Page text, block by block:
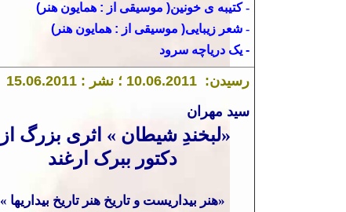
- کتیبه ی خونین( موسیقی از : همایون هنر)
- شعر زیبایی( موسیقی از : همایون هنر)
- يک در ياچه سرود
رسیدن: 10.06.2011 ؛ نشر : 15.06.2011
سید مهران
«لبخندِ شيطان » اثری بزرگ از
دکتور ببرک ارغند
«هنر بیداریست و تاریخ هنر تاریخ بیداریها »